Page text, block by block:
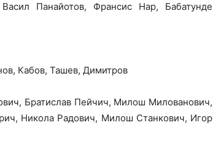
Панайотов, Франсис Нар, Бабатунде
Кабов, Ташев, Димитров
Братислав Пейчич, Милош Милованович,
Никола Радович, Милош Станкович, Игор